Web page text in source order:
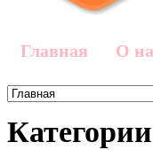
Главная О
Категории